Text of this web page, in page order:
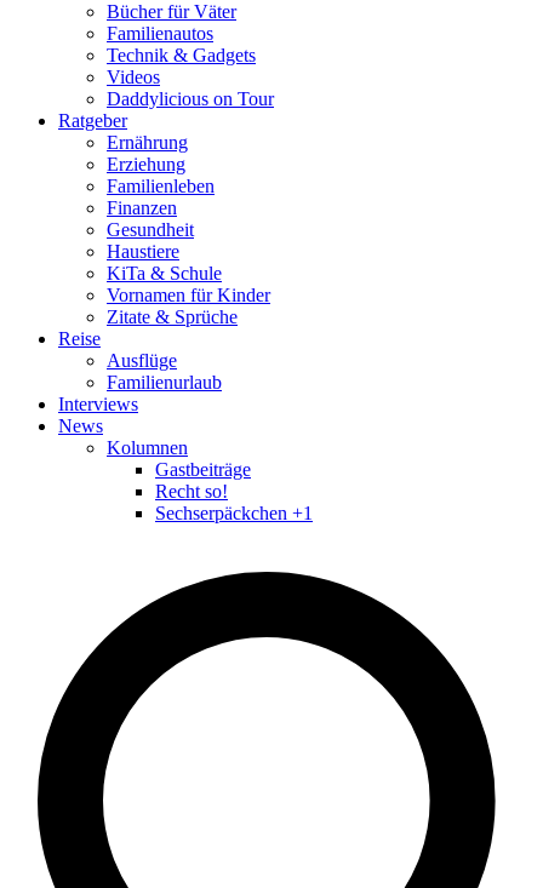
Bücher für Väter
Familienautos
Technik & Gadgets
Videos
Daddylicious on Tour
Ratgeber
Ernährung
Erziehung
Familienleben
Finanzen
Gesundheit
Haustiere
KiTa & Schule
Vornamen für Kinder
Zitate & Sprüche
Reise
Ausflüge
Familienurlaub
Interviews
News
Kolumnen
Gastbeiträge
Recht so!
Sechserpäckchen +1